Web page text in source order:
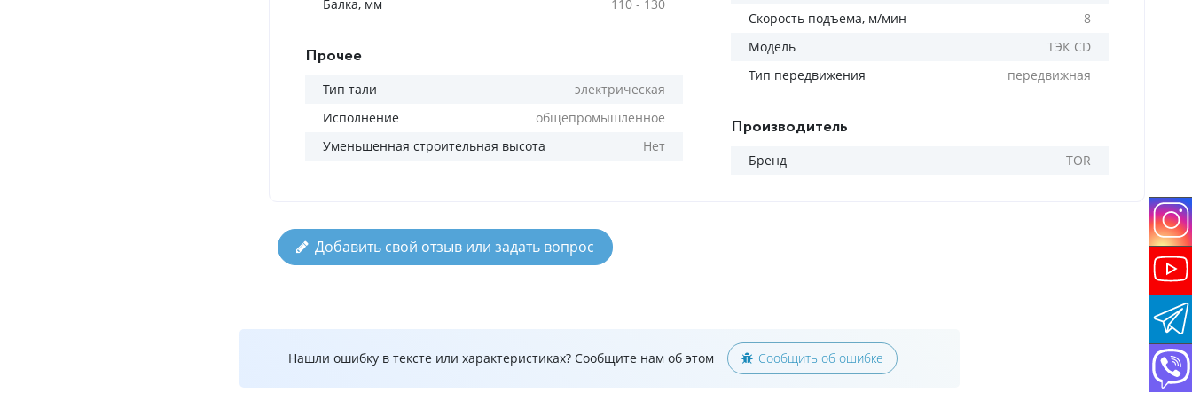
Балка, мм
110 - 130
Прочее
Тип тали
электрическая
Исполнение
общепромышленное
Уменьшенная строительная высота
Нет
Скорость подъема, м/мин
8
Модель
ТЭК CD
Тип передвижения
передвижная
Производитель
Бренд TOR
Добавить свой отзыв или задать вопрос
Нашли ошибку в тексте или характеристиках? Сообщите нам об этом Сообщить об ошибке